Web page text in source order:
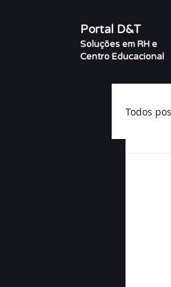
Portal D&T
Soluções em RH e
Centro Educacional
Todos